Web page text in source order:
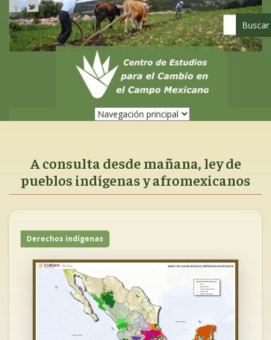
Pasar
contenido
principal
A consulta desde mañana, ley de
pueblos indígenas y afromexicanos
Derechos indígenas